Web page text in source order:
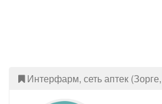
Интерфарм, сеть аптек